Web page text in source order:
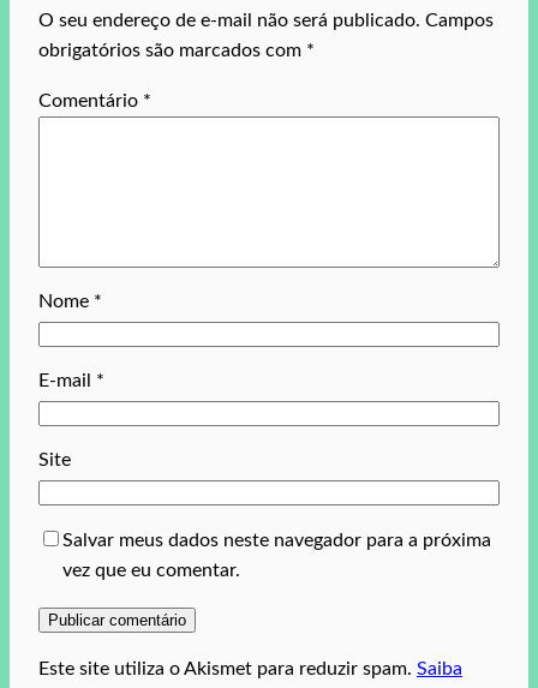
O seu endereço de e-mail não será publicado. Campos
obrigatórios são marcados com *
Comentário *
Nome *
E-mail *
Site
Salvar meus dados neste navegador para a próxima
vez que eu comentar.
Este site utiliza o Akismet para reduzir spam. Saiba